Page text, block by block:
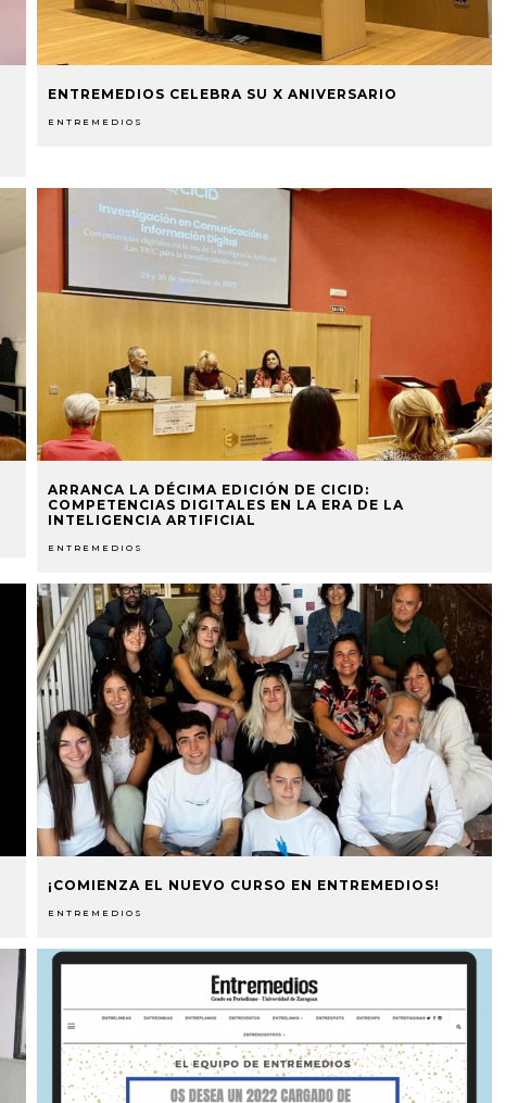
ENTREMEDIOS CELEBRA SU X ANIVERSARIO
ENTREMEDIOS
ARRANCA LA DÉCIMA EDICIÓN DE CICID:
COMPETENCIAS DIGITALES EN LA ERA DE LA
INTELIGENCIA ARTIFICIAL
ENTREMEDIOS
¡COMIENZA EL NUEVO CURSO EN ENTREMEDIOS!
ENTREMEDIOS